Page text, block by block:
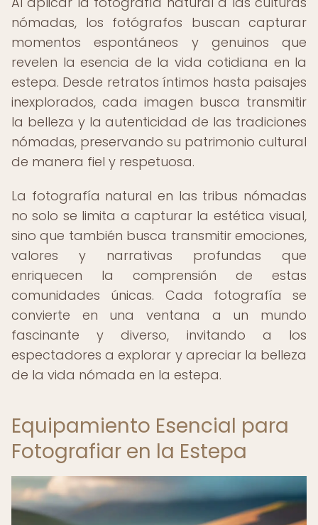
nómadas, los fotógrafos buscan capturar
momentos espontáneos y genuinos que
revelen la esencia de la vida cotidiana en la
estepa. Desde retratos íntimos hasta paisajes
inexplorados, cada imagen busca transmitir
la belleza y la autenticidad de las tradiciones
nómadas, preservando su patrimonio cultural
de manera fiel y respetuosa.
La fotografía natural en las tribus nómadas
no solo se limita a capturar la estética visual,
sino que también busca transmitir emociones,
valores y narrativas profundas que
enriquecen la comprensión de estas
comunidades únicas. Cada fotografía se
convierte en una ventana a un mundo
fascinante y diverso, invitando a los
espectadores a explorar y apreciar la belleza
de la vida nómada en la estepa.
Equipamiento Esencial para
Fotografiar en la Estepa